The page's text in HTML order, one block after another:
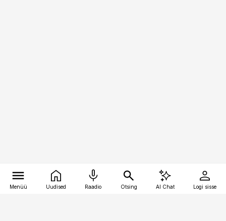
Menüü Uudised Raadio Otsing AI Chat Logi sisse